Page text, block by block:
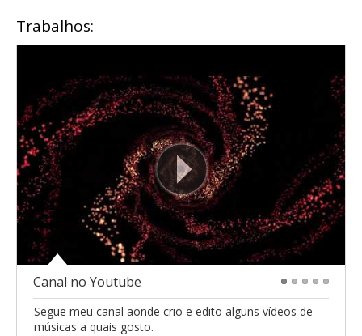
Trabalhos:
Canal no Youtube
Segue meu canal aonde crio e edito alguns vídeos de
músicas a quais gosto.